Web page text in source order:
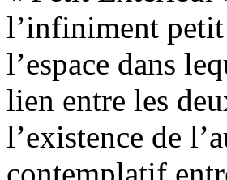
l’infiniment petit
l’espace dans
lien entre les
l’existence de
contemplatif